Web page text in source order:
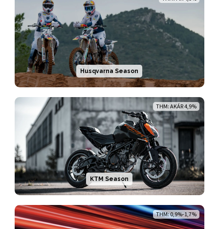
Husqvarna Season
THM: AKÁR 4,9%
KTM Season
THM: 0,9%-1,7%